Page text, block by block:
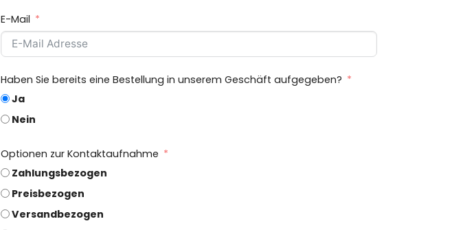
E-Mail
Haben Sie bereits eine Bestellung in unserem Geschäft aufgegeben?
Ja
Nein
Optionen zur Kontaktaufnahme
Zahlungsbezogen
Preisbezogen
Versandbezogen